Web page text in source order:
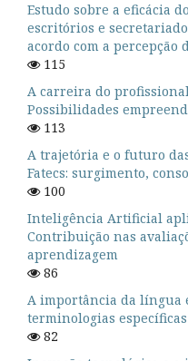
Estudo sobre a eficácia
escritórios e secretariado
acordo com a percepção
115
A carreira do
Possibilidades
113
A trajetória e o futuro
Fatecs: surgimento,
100
Inteligência Artificial
Contribuição nas
aprendizagem
86
A importância da língua
terminologias
82